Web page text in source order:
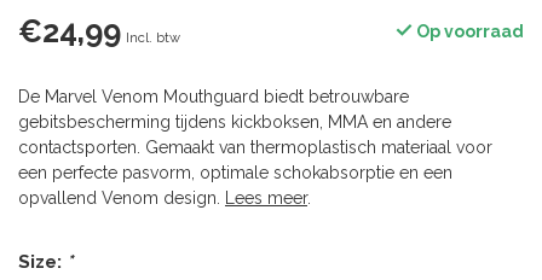
€24,99 Incl. btw Op voorraad
De Marvel Venom Mouthguard biedt betrouwbare
gebitsbescherming tijdens kickboksen, MMA en andere
contactsporten. Gemaakt van thermoplastisch materiaal voor
een perfecte pasvorm, optimale schokabsorptie en een
opvallend Venom design.
Lees meer.
Size: *